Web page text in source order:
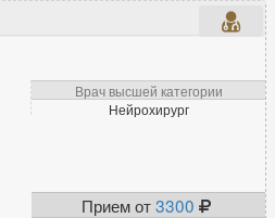
519
240
Врач высшей категории
Нейрохирург
Прием от3300